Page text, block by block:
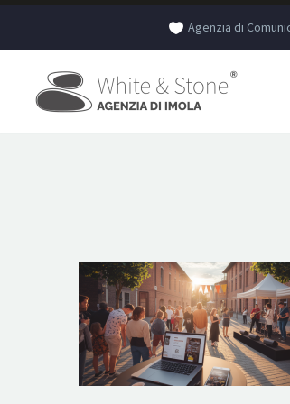
Agenzia di